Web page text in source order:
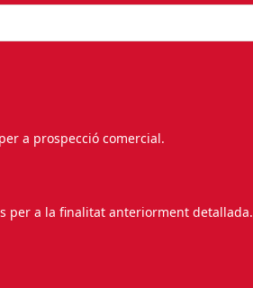
a prospecció comercial.
per a la finalitat anteriorment detallada.